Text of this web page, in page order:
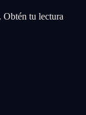
Obtén tu lectura